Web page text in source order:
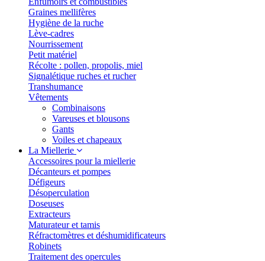
Graines mellifères
Hygiène de la ruche
Lève-cadres
Nourrissement
Petit matériel
Récolte : pollen, propolis, miel
Signalétique ruches et rucher
Transhumance
Vêtements
Combinaisons
Vareuses et blousons
Gants
Voiles et chapeaux
La Miellerie
Accessoires pour la miellerie
Décanteurs et pompes
Défigeurs
Désoperculation
Doseuses
Extracteurs
Maturateur et tamis
Réfractomètres et déshumidificateurs
Robinets
Traitement des opercules